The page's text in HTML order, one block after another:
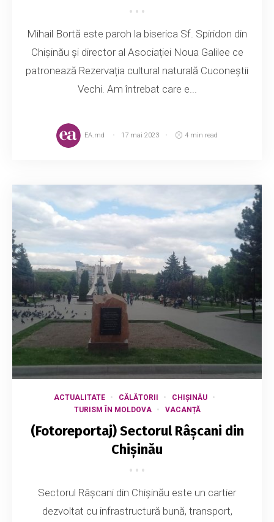
Mihail Bortă este paroh la biserica Sf. Spiridon din
Chișinău și director al Asociației Noua Galilee ce
patronează Rezervația cultural naturală Cuconeștii
Vechi. Am întrebat care e...
EA.md 17 mai 2023 4 min read
ACTUALITATE CĂLĂTORII
CHIȘINĂU
TURISM ÎN MOLDOVA
VACANȚĂ
(Fotoreportaj) Sectorul Râșcani din
Chișinău
Sectorul Râșcani din Chișinău este un cartier
dezvoltat cu infrastructură bună, transport,